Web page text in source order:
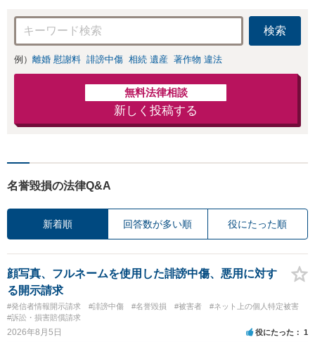
応可：開示請求の
意見照会が来たと
きの対処法、被害
者との示談交渉
検索
例） 離婚 慰謝料 誹謗中傷 相続 遺産 著作物 違法
無料法律相談
新しく投稿する
名誉毀損の法律Q&A
新着順 回答数が多い順 役にたった順
顔写真、フルネームを使用した誹謗中傷、悪用に対す
る開示請求
#発信者情報開示請求 #誹謗中傷 #名誉毀損 #被害者
#ネット上の個人特定被害
#訴訟・損害賠償請求
2026年8月5日 役にたった 1